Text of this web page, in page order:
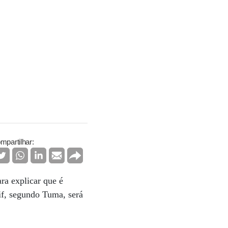
explicar que é
segundo Tuma, será